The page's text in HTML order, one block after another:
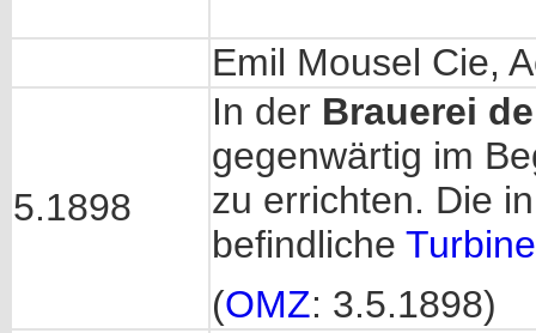
Emil Mousel Cie,
5.1898
In der Brauerei
gegenwärtig im
zu errichten. Die
befindliche Turbine
(OMZ: 3.5.1898)